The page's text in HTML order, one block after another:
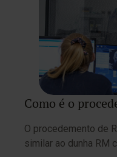
Como é o
O procedemento de
similar ao dunha RM